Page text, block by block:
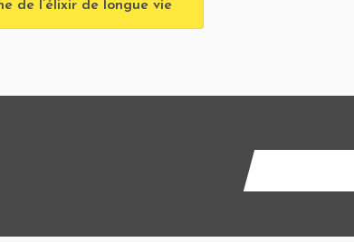
de l’élixir de longue vie